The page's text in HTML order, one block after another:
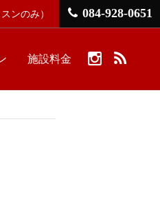
ンのみ） 084-928-0651
施設料金